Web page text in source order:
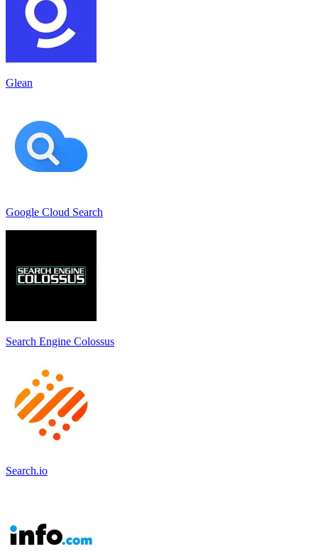
Glean
Google Cloud Search
Search Engine Colossus
Search.io